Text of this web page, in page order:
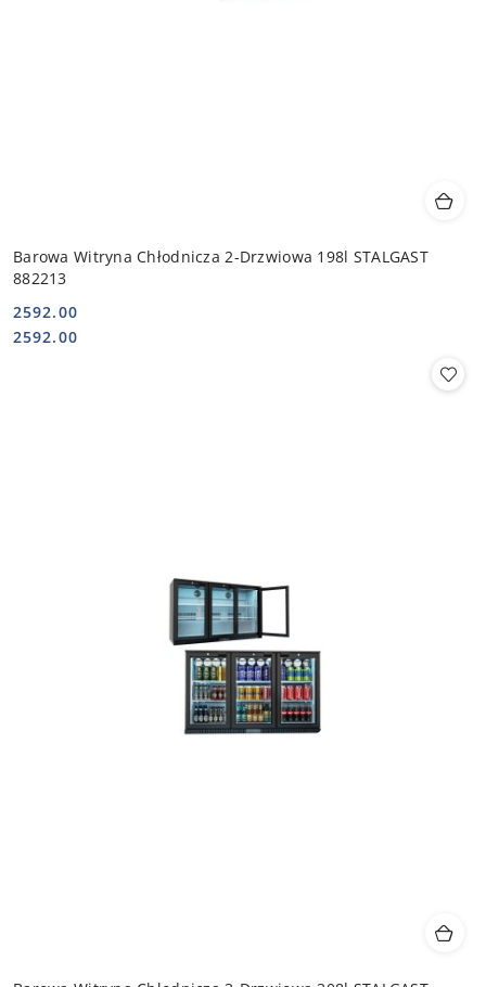
Barowa Witryna Chłodnicza 2-Drzwiowa 198l STALGAST
882213
Cena:
2592.00
Cena:
2592.00